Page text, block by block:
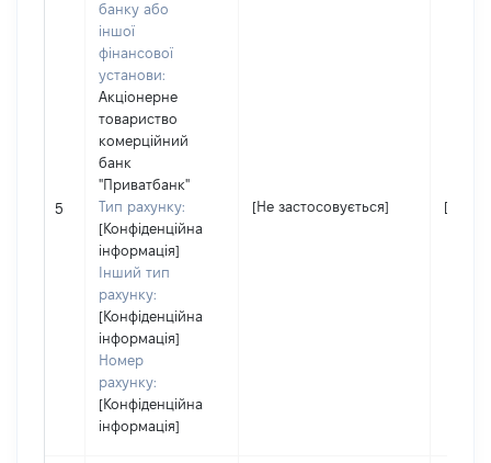
5
банку або
іншої
фінансової
установи:
Акціонерне
товариство
комерційний
банк
"Приватбанк"
Тип рахунку:
[Конфіденційна
інформація]
Інший тип
рахунку:
[Конфіденційна
інформація]
Номер
рахунку:
[Конфіденційна
інформація]
[Не застосовується] [Не